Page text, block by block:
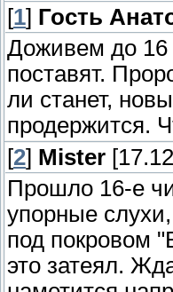
[1] Гость
Доживем до 16
поставят.
ли станет,
продержится.
[2] Mister
Прошло 16-е
упорные
под покровом
это затеял.